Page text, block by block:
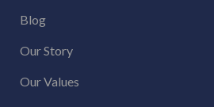
Blog
Our Story
Our Values